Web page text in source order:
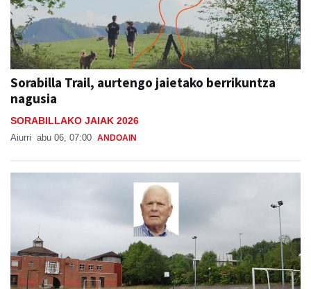
Sorabilla Trail, aurtengo jaietako berrikuntza
nagusia
SORABILLAKO JAIAK 2026
Aiurri abu 06, 07:00 ANDOAIN